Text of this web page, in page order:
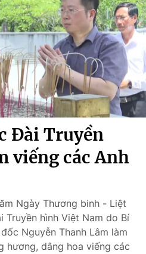
Đài Truyền
viếng các Anh
Ngày Thương binh - Liệt
Truyền hình Việt Nam do Bí
Nguyễn Thanh Lâm làm
hương, dâng hoa viếng các